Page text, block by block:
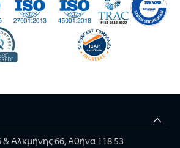
Αλκμήνης 66, Αθήνα 118 53